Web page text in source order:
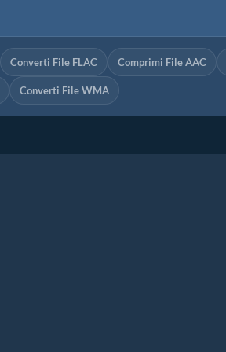
Converti File FLAC Comprimi File AAC
Converti File WMA